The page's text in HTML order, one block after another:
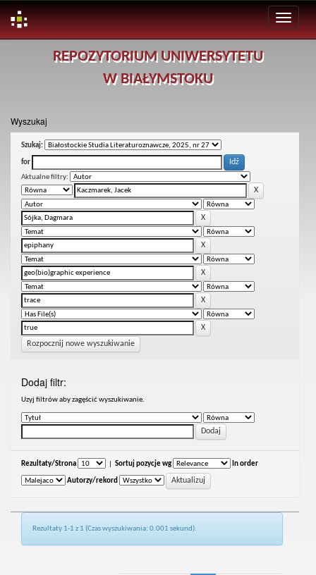
REPOZYTORIUM UNIWERSYTETU
W BIAŁYMSTOKU
Wyszukaj
Szukaj:
for
Aktualne filtry:
Rozpocznij nowe wyszukiwanie
Dodaj filtr:
Uzyj filtrów aby zagęścić wyszukiwanie.
Rezultaty/Strona Sortuj pozycje wg In order
Autorzy/rekord
Rezultaty 1-1 z 1 (Czas wyszukiwania: 0.001 sekund).